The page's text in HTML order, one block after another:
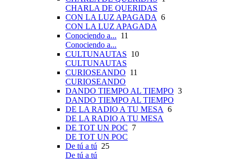
CHARLA DE QUERIDAS
CON LA LUZ APAGADA 6
CON LA LUZ APAGADA
Conociendo a... 11
Conociendo a...
CULTUNAUTAS 10
CULTUNAUTAS
CURIOSEANDO 11
CURIOSEANDO
DANDO TIEMPO AL TIEMPO 3
DANDO TIEMPO AL TIEMPO
DE LA RADIO A TU MESA 6
DE LA RADIO A TU MESA
DE TOT UN POC 7
DE TOT UN POC
De tú a tú 25
De tú a tú